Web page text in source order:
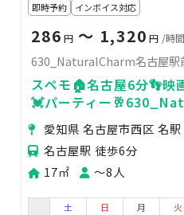
即時予約 インボイス対応
286 円 〜 1,320 円 /時間
630_NaturalCharm名古屋駅
スペモ🏠名古屋6分👣映
💓パーティー
愛知県 名古屋市西区 名駅
名古屋駅 徒歩6分
17㎡
〜8人
土
日
月
火